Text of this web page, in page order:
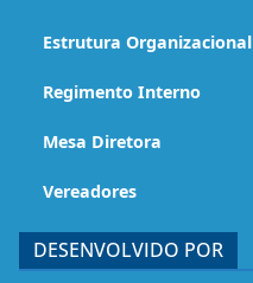
Estrutura Organizacional
Regimento Interno
Mesa Diretora
Vereadores
DESENVOLVIDO POR